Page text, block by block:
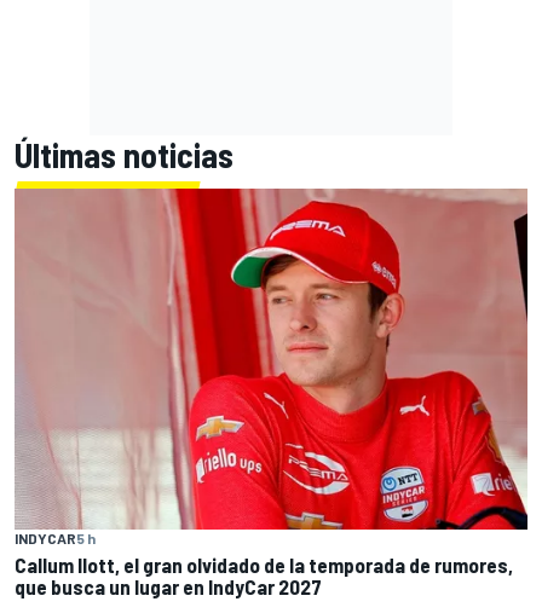
Últimas noticias
INDYCAR5 h
Callum Ilott, el gran olvidado de la temporada de rumores,
que busca un lugar en IndyCar 2027